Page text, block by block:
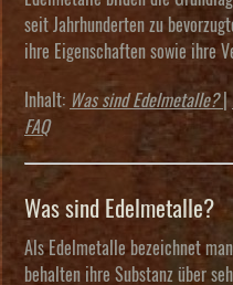
seit Jahrhunderten zu
ihre Eigenschaften sowie ihre
Inhalt: Was sind Edelmetalle? |
FAQ
Was sind Edelmetalle?
AlsEdelmetallebezeichnet
behalten ihre Substanz über